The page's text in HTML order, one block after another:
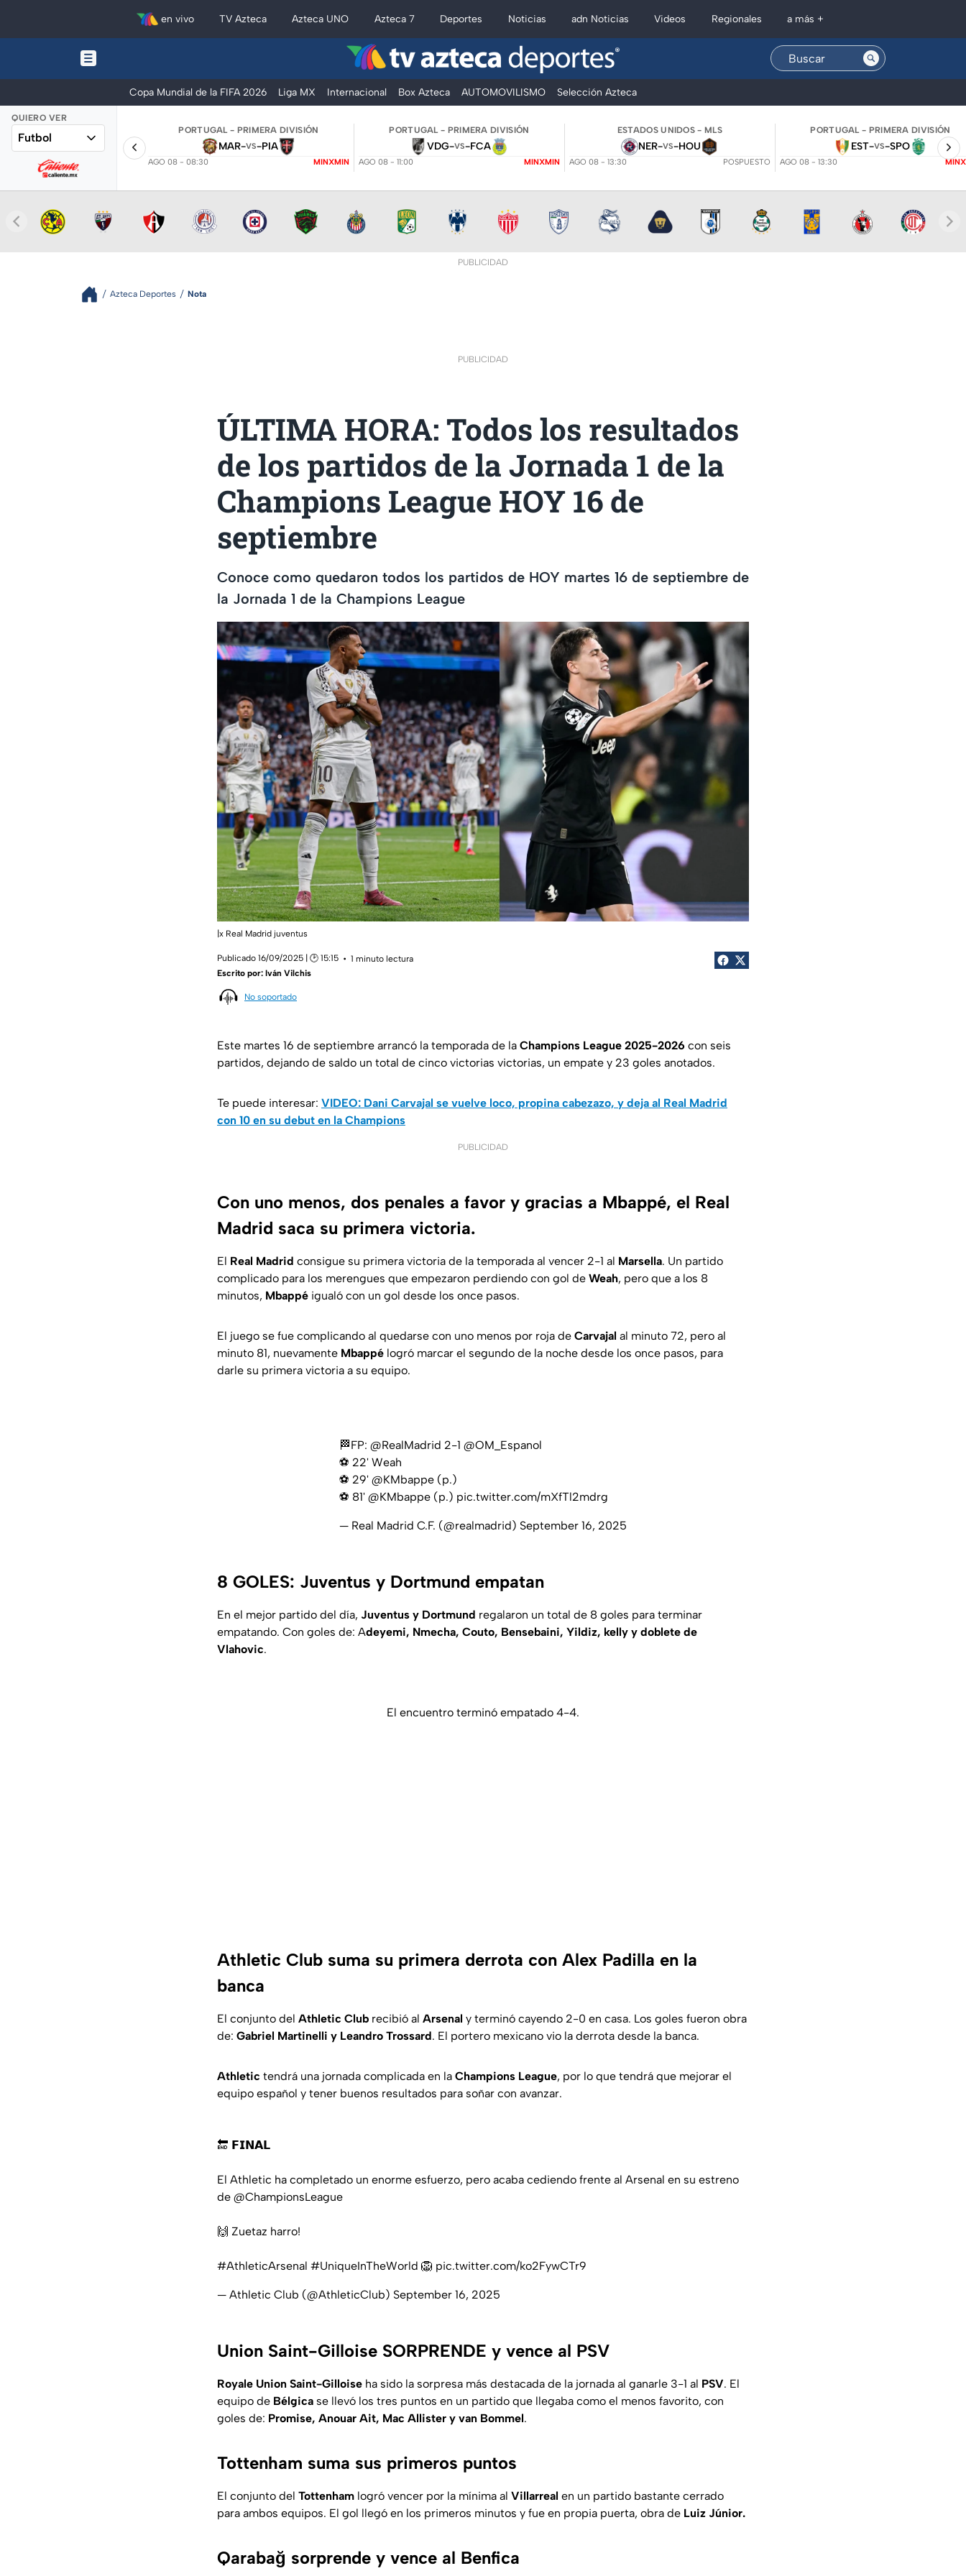
en vivo TV Azteca Azteca UNO Azteca 7 Deportes Noticias adn Noticias Videos Regionales a más +
Copa Mundial de la FIFA 2026 Liga MX Internacional Box Azteca AUTOMOVILISMO Selección Azteca
QUIERO VER
Futbol
PORTUGAL - PRIMERA DIVISIÓN
MAR-VS-PIA
AGO 08 - 08:30 MINXMIN
PORTUGAL - PRIMERA DIVISIÓN
VDG-VS-FCA
AGO 08 - 11:00 MINXMIN
ESTADOS UNIDOS - MLS
NER-VS-HOU
AGO 08 - 13:30 POSPUESTO
PORTUGAL - PRIMERA DIVISIÓN
EST-VS-SPO
AGO 08 - 13:30
PUBLICIDAD
Azteca Deportes Nota
PUBLICIDAD
ÚLTIMA HORA: Todos los resultados
de los partidos de la Jornada 1 de la
Champions League HOY 16 de
septiembre
Conoce como quedaron todos los partidos de HOY martes 16 de septiembre de
la Jornada 1 de la Champions League
|x Real Madrid juventus
Publicado 16/09/2025 | 🕑 15:15
1 minuto lectura
Escrito por: Iván Vilchis
No soportado
Este martes 16 de septiembre arrancó la temporada de la Champions League 2025-2026 con seis
partidos, dejando de saldo un total de cinco victorias victorias, un empate y 23 goles anotados.
Te puede interesar: VIDEO: Dani Carvajal se vuelve loco, propina cabezazo, y deja al Real Madrid
con 10 en su debut en la Champions
PUBLICIDAD
Con uno menos, dos penales a favor y gracias a Mbappé, el Real
Madrid saca su primera victoria.
El Real Madrid consigue su primera victoria de la temporada al vencer 2-1 al Marsella. Un partido
complicado para los merengues que empezaron perdiendo con gol de Weah, pero que a los 8
minutos, Mbappé igualó con un gol desde los once pasos.
El juego se fue complicando al quedarse con uno menos por roja de Carvajal al minuto 72, pero al
minuto 81, nuevamente Mbappé logró marcar el segundo de la noche desde los once pasos, para
darle su primera victoria a su equipo.
🏁FP: @RealMadrid 2-1 @OM_Espanol
⚽ 22' Weah
⚽ 29' @KMbappe (p.)
⚽ 81' @KMbappe (p.) pic.twitter.com/mXfTl2mdrg
— Real Madrid C.F. (@realmadrid) September 16, 2025
8 GOLES: Juventus y Dortmund empatan
En el mejor partido del día, Juventus y Dortmund regalaron un total de 8 goles para terminar
empatando. Con goles de: Adeyemi, Nmecha, Couto, Bensebaini, Yildiz, kelly y doblete de
Vlahovic.
El encuentro terminó empatado 4-4.
Athletic Club suma su primera derrota con Alex Padilla en la
banca
El conjunto del Athletic Club recibió al Arsenal y terminó cayendo 2-0 en casa. Los goles fueron obra
de: Gabriel Martinelli y Leandro Trossard. El portero mexicano vio la derrota desde la banca.
Athletic tendrá una jornada complicada en la Champions League, por lo que tendrá que mejorar el
equipo español y tener buenos resultados para soñar con avanzar.
🔚 𝗙𝗜𝗡𝗔𝗟
El Athletic ha completado un enorme esfuerzo, pero acaba cediendo frente al Arsenal en su estreno
de @ChampionsLeague
🙌 Zuetaz harro!
#AthleticArsenal #UniqueInTheWorld 🦁 pic.twitter.com/ko2FywCTr9
— Athletic Club (@AthleticClub) September 16, 2025
Union Saint-Gilloise SORPRENDE y vence al PSV
Royale Union Saint-Gilloise ha sido la sorpresa más destacada de la jornada al ganarle 3-1 al PSV. El
equipo de Bélgica se llevó los tres puntos en un partido que llegaba como el menos favorito, con
goles de: Promise, Anouar Ait, Mac Allister y van Bommel.
Tottenham suma sus primeros puntos
El conjunto del Tottenham logró vencer por la mínima al Villarreal en un partido bastante cerrado
para ambos equipos. El gol llegó en los primeros minutos y fue en propia puerta, obra de Luiz Júnior.
Qarabağ sorprende y vence al Benfica